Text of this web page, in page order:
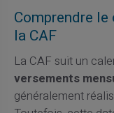
Comprendre
la CAF
La CAF suit un
versements
généralement